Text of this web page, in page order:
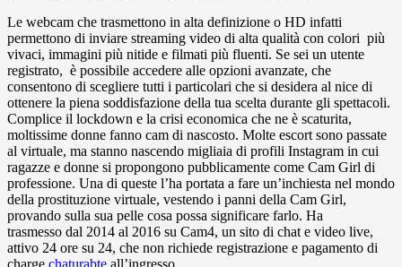
Le webcam che trasmettono in alta definizione o HD infatti
permettono di inviare streaming video di alta qualità con colori più
vivaci, immagini più nitide e filmati più fluenti. Se sei un utente
registrato, è possibile accedere alle opzioni avanzate, che
consentono di scegliere tutti i particolari che si desidera al nice di
ottenere la piena soddisfazione della tua scelta durante gli spettacoli.
Complice il lockdown e la crisi economica che ne è scaturita,
moltissime donne fanno cam di nascosto. Molte escort sono passate
al virtuale, ma stanno nascendo migliaia di profili Instagram in cui
ragazze e donne si propongono pubblicamente come Cam Girl di
professione. Una di queste l’ha portata a fare un’inchiesta nel mondo
della prostituzione virtuale, vestendo i panni della Cam Girl,
provando sulla sua pelle cosa possa significare farlo. Ha
trasmesso dal 2014 al 2016 su Cam4, un sito di chat e video live,
attivo 24 ore su 24, che non richiede registrazione e pagamento di
charge chaturabte all’ingresso.